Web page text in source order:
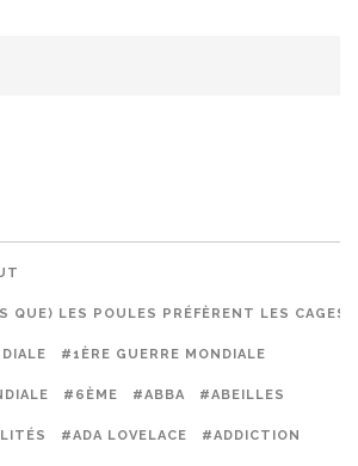
QUE) LES POULES PRÉFÈRENT LES CAGES
#1ÈRE GUERRE MONDIALE
#6ÈME #ABBA #ABEILLES
#ADA LOVELACE #ADDICTION